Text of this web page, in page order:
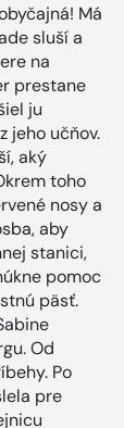
Má
sluší a
na
prestane
ju
jeho učňov.
aký
toho
nosy a
aby
stanici,
pomoc
päsť.
Od
Po
pre